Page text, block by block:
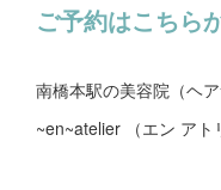
ご予約はこちら
南橋本駅の美容院（ヘア
~en~atelier （エン アト